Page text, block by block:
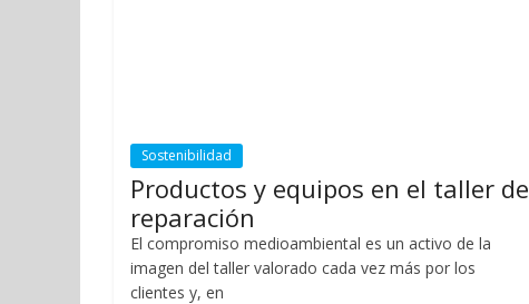
Sostenibilidad
Productos y equipos en el taller de
reparación
El compromiso medioambiental es un activo de la
imagen del taller valorado cada vez más por los
clientes y, en